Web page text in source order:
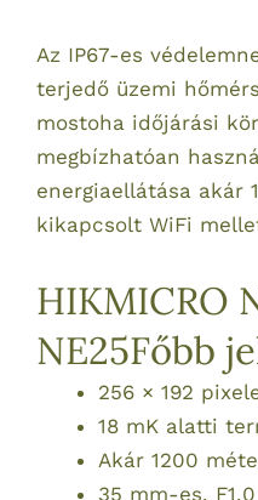
Az IP67-es
terjedő üzemi
mostoha időjárási
megbízhatóan
energiaellátása akár
kikapcsolt WiFi
HIKMICRO
NE25Főbb
256 × 192
18 mK alatti
Akár 1200
35 mm-es,